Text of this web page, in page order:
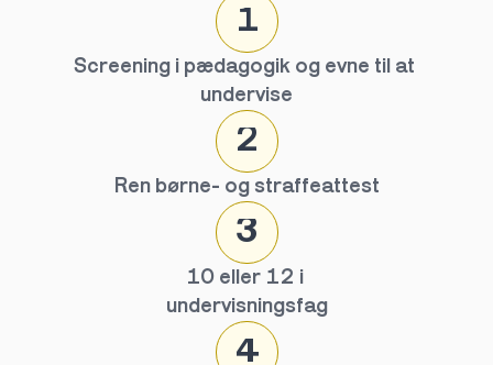
1
Screening i pædagogik og evne til at
undervise
2
Ren børne- og straffeattest
3
10 eller 12 i
undervisningsfag
4